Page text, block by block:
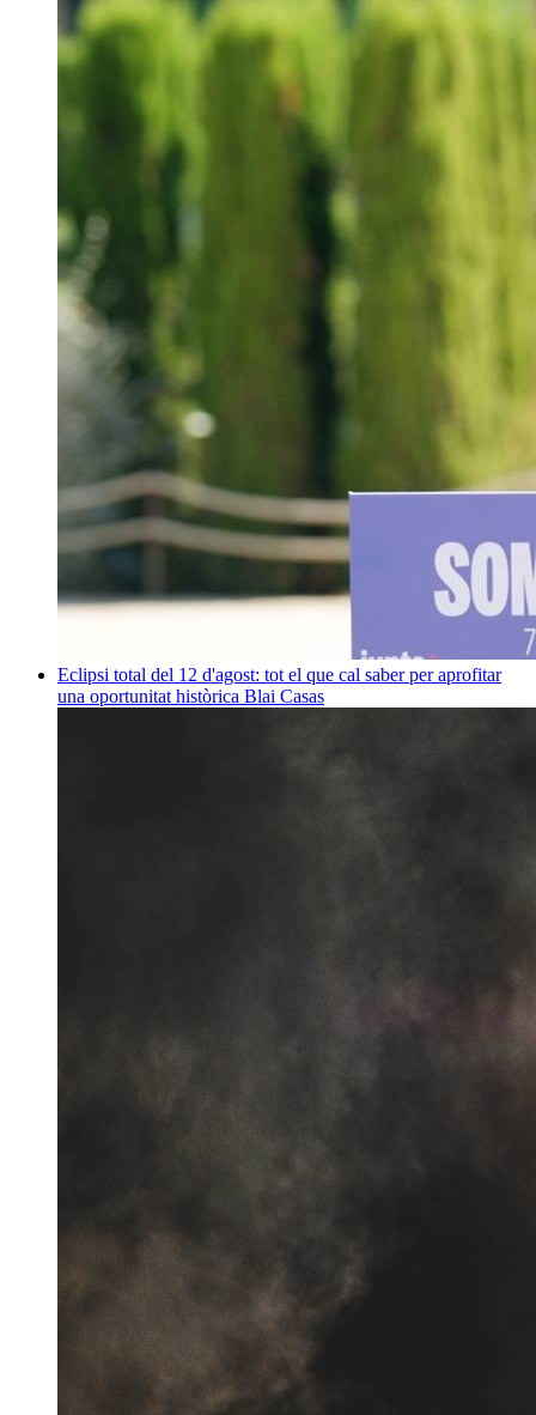
Eclipsi total del 12 d'agost: tot el que cal saber per aprofitar
una oportunitat històrica Blai Casas